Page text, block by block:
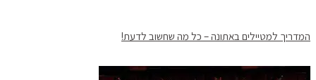
המדריך למטיילים באתונה – כל מה שחשוב לדעת!